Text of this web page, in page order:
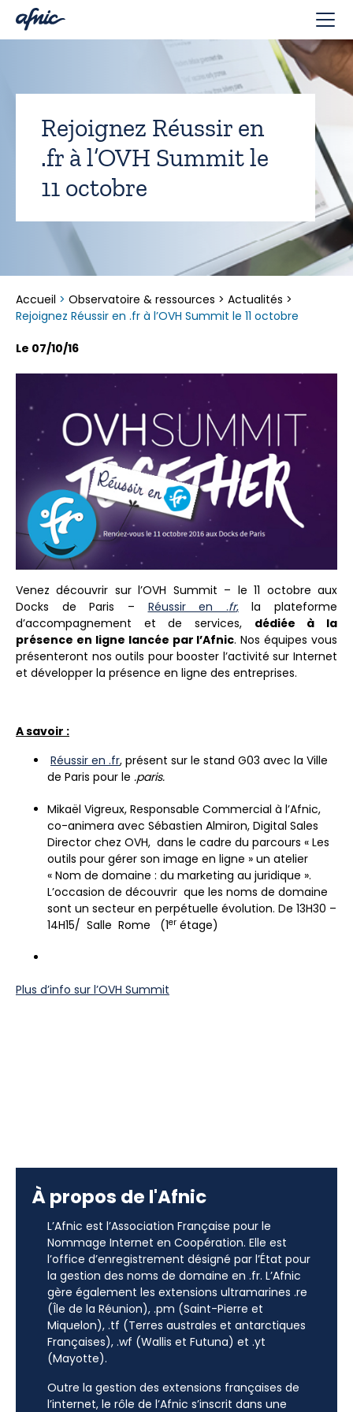
Rejoignez Réussir en
.fr à l’OVH Summit le
11 octobre
Accueil > Observatoire & ressources > Actualités >
Rejoignez Réussir en .fr à l’OVH Summit le 11 octobre
Le 07/10/16
Venez découvrir sur l’OVH Summit – le 11 octobre aux
Docks de Paris – Réussir en .fr,la plateforme
d’accompagnement et de services, dédiée à la
présence en ligne lancée par l’Afnic. Nos équipes vous
présenteront nos outils pour booster l’activité sur Internet
et développer la présence en ligne des entreprises.
A savoir :
Réussir en .fr, présent sur le stand G03 avec la Ville
de Paris pour le .paris.
Mikaël Vigreux, Responsable Commercial à l’Afnic,
co-animera avec Sébastien Almiron, Digital Sales
Director chez OVH, dans le cadre du parcours « Les
outils pour gérer son image en ligne » un atelier
« Nom de domaine : du marketing au juridique ».
L’occasion de découvrir que les noms de domaine
sont un secteur en perpétuelle évolution. De 13H30 –
14H15/ Salle Rome (1er étage)
Plus d’info sur l’OVH Summit
À propos de l'Afnic
L’Afnic est l’Association Française pour le
Nommage Internet en Coopération. Elle est
l’office d’enregistrement désigné par l’État pour
la gestion des noms de domaine en .fr. L’Afnic
gère également les extensions ultramarines .re
(Île de la Réunion), .pm (Saint-Pierre et
Miquelon), .tf (Terres australes et antarctiques
Françaises), .wf (Wallis et Futuna) et .yt
(Mayotte).
Outre la gestion des extensions françaises de
l’internet, le rôle de l’Afnic s’inscrit dans une
Panneau de gestion des cookies